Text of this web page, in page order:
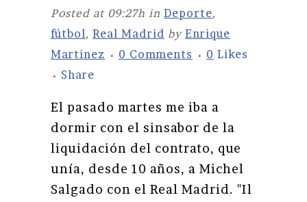
Posted at 09:27h in Deporte,
fútbol, Real Madrid by Enrique
Martinez
0 Comments 0 Likes
Share
El pasado martes me iba a
dormir con el sinsabor de la
liquidación del contrato, que
unía, desde 10 años, a Michel
Salgado con el Real Madrid. "Il